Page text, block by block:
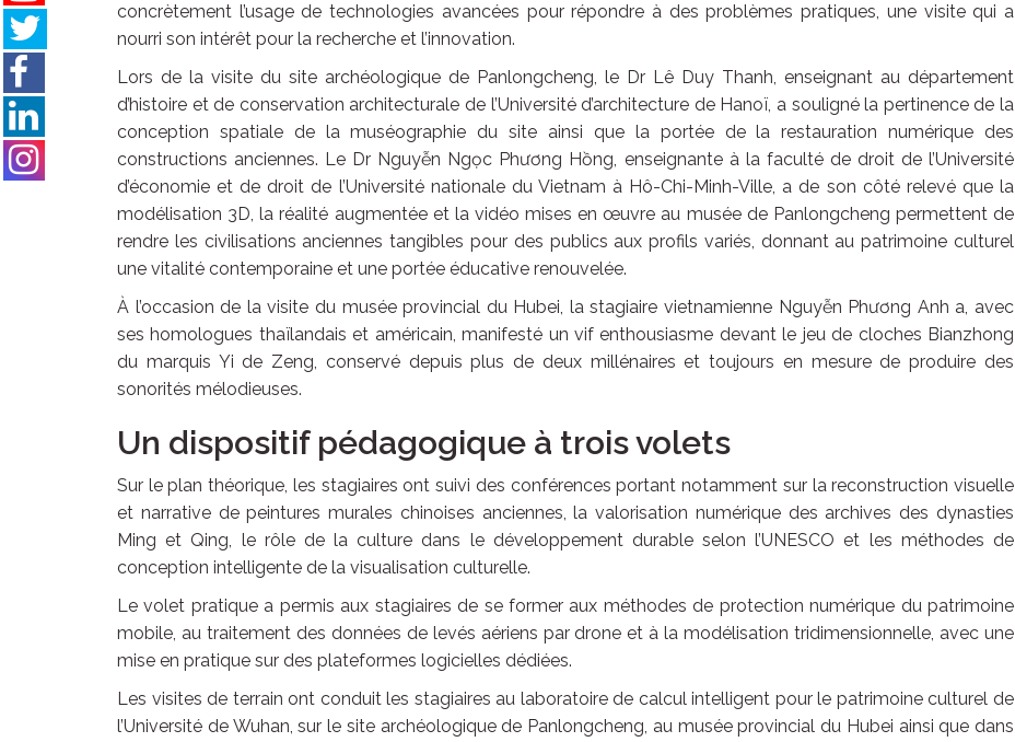
concrètement l’usage de technologies avancées pour répondre à des problèmes pratiques, une visite qui a
nourri son intérêt pour la recherche et l’innovation.
Lors de la visite du site archéologique de Panlongcheng, le Dr Lê Duy Thanh, enseignant au département
d’histoire et de conservation architecturale de l’Université d’architecture de Hanoï, a souligné la pertinence de la
conception spatiale de la muséographie du site ainsi que la portée de la restauration numérique des
constructions anciennes. Le Dr Nguyễn Ngọc Phương Hồng, enseignante à la faculté de droit de l’Université
d’économie et de droit de l’Université nationale du Vietnam à Hô-Chi-Minh-Ville, a de son côté relevé que la
modélisation 3D, la réalité augmentée et la vidéo mises en œuvre au musée de Panlongcheng permettent de
rendre les civilisations anciennes tangibles pour des publics aux profils variés, donnant au patrimoine culturel
une vitalité contemporaine et une portée éducative renouvelée.
À l’occasion de la visite du musée provincial du Hubei, la stagiaire vietnamienne Nguyễn Phương Anh a, avec
ses homologues thaïlandais et américain, manifesté un vif enthousiasme devant le jeu de cloches Bianzhong
du marquis Yi de Zeng, conservé depuis plus de deux millénaires et toujours en mesure de produire des
sonorités mélodieuses.
Un dispositif pédagogique à trois volets
Sur le plan théorique, les stagiaires ont suivi des conférences portant notamment sur la reconstruction visuelle
et narrative de peintures murales chinoises anciennes, la valorisation numérique des archives des dynasties
Ming et Qing, le rôle de la culture dans le développement durable selon l’UNESCO et les méthodes de
conception intelligente de la visualisation culturelle.
Le volet pratique a permis aux stagiaires de se former aux méthodes de protection numérique du patrimoine
mobile, au traitement des données de levés aériens par drone et à la modélisation tridimensionnelle, avec une
mise en pratique sur des plateformes logicielles dédiées.
Les visites de terrain ont conduit les stagiaires au laboratoire de calcul intelligent pour le patrimoine culturel de
l’Université de Wuhan, sur le site archéologique de Panlongcheng, au musée provincial du Hubei ainsi que dans